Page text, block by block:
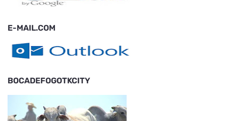
E-MAIL.COM
BOCADEFOGOTKCITY